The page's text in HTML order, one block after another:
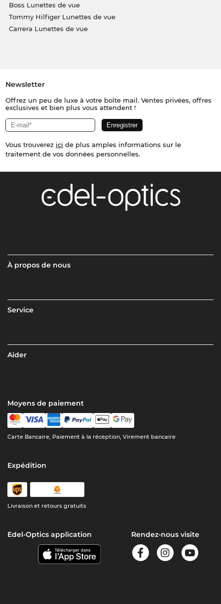
Boss Lunettes de vue
Tommy Hilfiger Lunettes de vue
Carrera Lunettes de vue
Newsletter
Offrez un peu de luxe à votre boîte mail. Ventes privées, offres
exclusives et bien plus vous attendent !
Vous trouverez ici de plus amples informations sur le
traitement de vos données personnelles.
À propos de nous
Service
Aider
Moyens de paiement
Carte Bancaire, Paiement à la réception, Virement bancaire
Expédition
Livraison et retours gratuits
Edel-Optics application Rendez-nous visite